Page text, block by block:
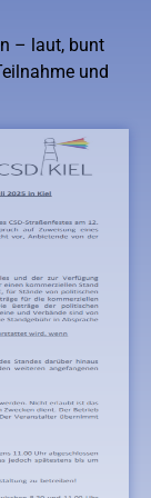
– laut, bunt
und